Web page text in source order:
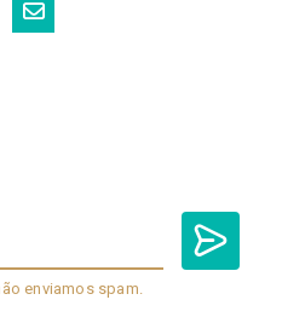
enviamos spam.